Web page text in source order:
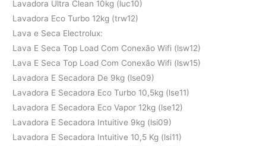
Lavadora Ultra Clean 10kg (luc10)
Lavadora Eco Turbo 12kg (trw12)
Lava e Seca Electrolux:
Lava E Seca Top Load Com Conexão Wifi (lsw12)
Lava E Seca Top Load Com Conexão Wifi (lsw15)
Lavadora E Secadora De 9kg (lse09)
Lavadora E Secadora Eco Turbo 10,5kg (lse11)
Lavadora E Secadora Eco Vapor 12kg (lse12)
Lavadora E Secadora Intuitive 9kg (lsi09)
Lavadora E Secadora Intuitive 10,5 Kg (lsi11)